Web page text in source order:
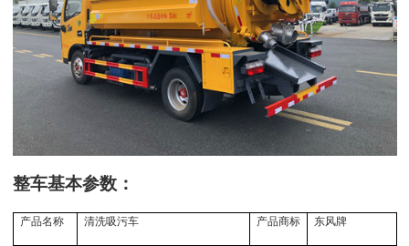
整车基本参数：
产品名称 清洗吸污车 产品商标 东风牌